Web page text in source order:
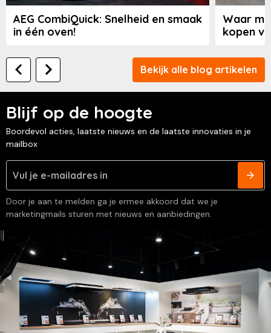
AEG CombiQuick: Snelheid en smaak
in één oven!
Waar
kopen
Bekijk alle blog artikelen
Blijf op de hoogte
Boordevol acties, laatste nieuws en de laatste innovaties in je
mailbox
Door je aan te melden ga je ermee akkoord dat we je
marketingmails sturen met nieuws en aanbiedingen.